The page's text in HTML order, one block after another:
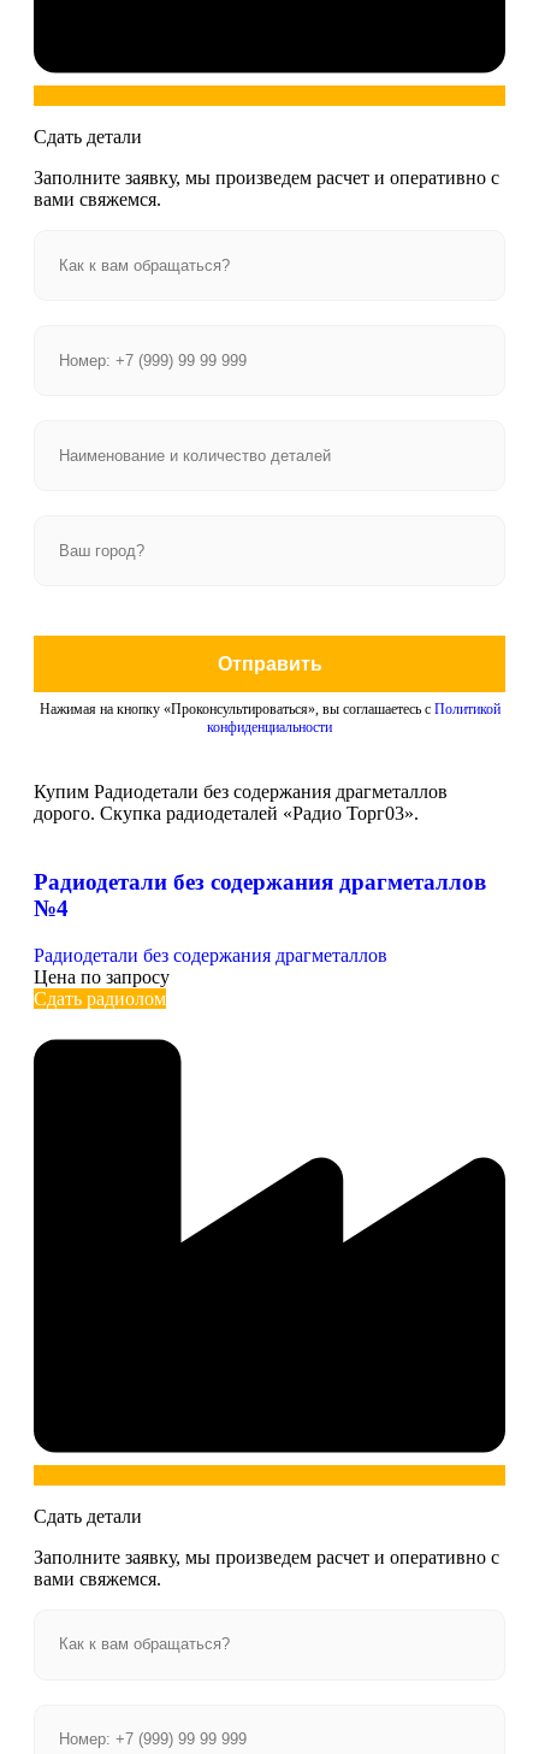
Сдать детали
Заполните заявку, мы произведем расчет и оперативно с
вами свяжемся.
Отправить
Нажимая на кнопку «Проконсультироваться», вы соглашаетесь с Политикой
конфиденциальности
Купим Радиодетали без содержания драгметаллов
дорого. Скупка радиодеталей «Радио Торг03».
Радиодетали без содержания драгметаллов
№4
Радиодетали без содержания драгметаллов
Цена по запросу
Сдать радиолом
Сдать детали
Заполните заявку, мы произведем расчет и оперативно с
вами свяжемся.